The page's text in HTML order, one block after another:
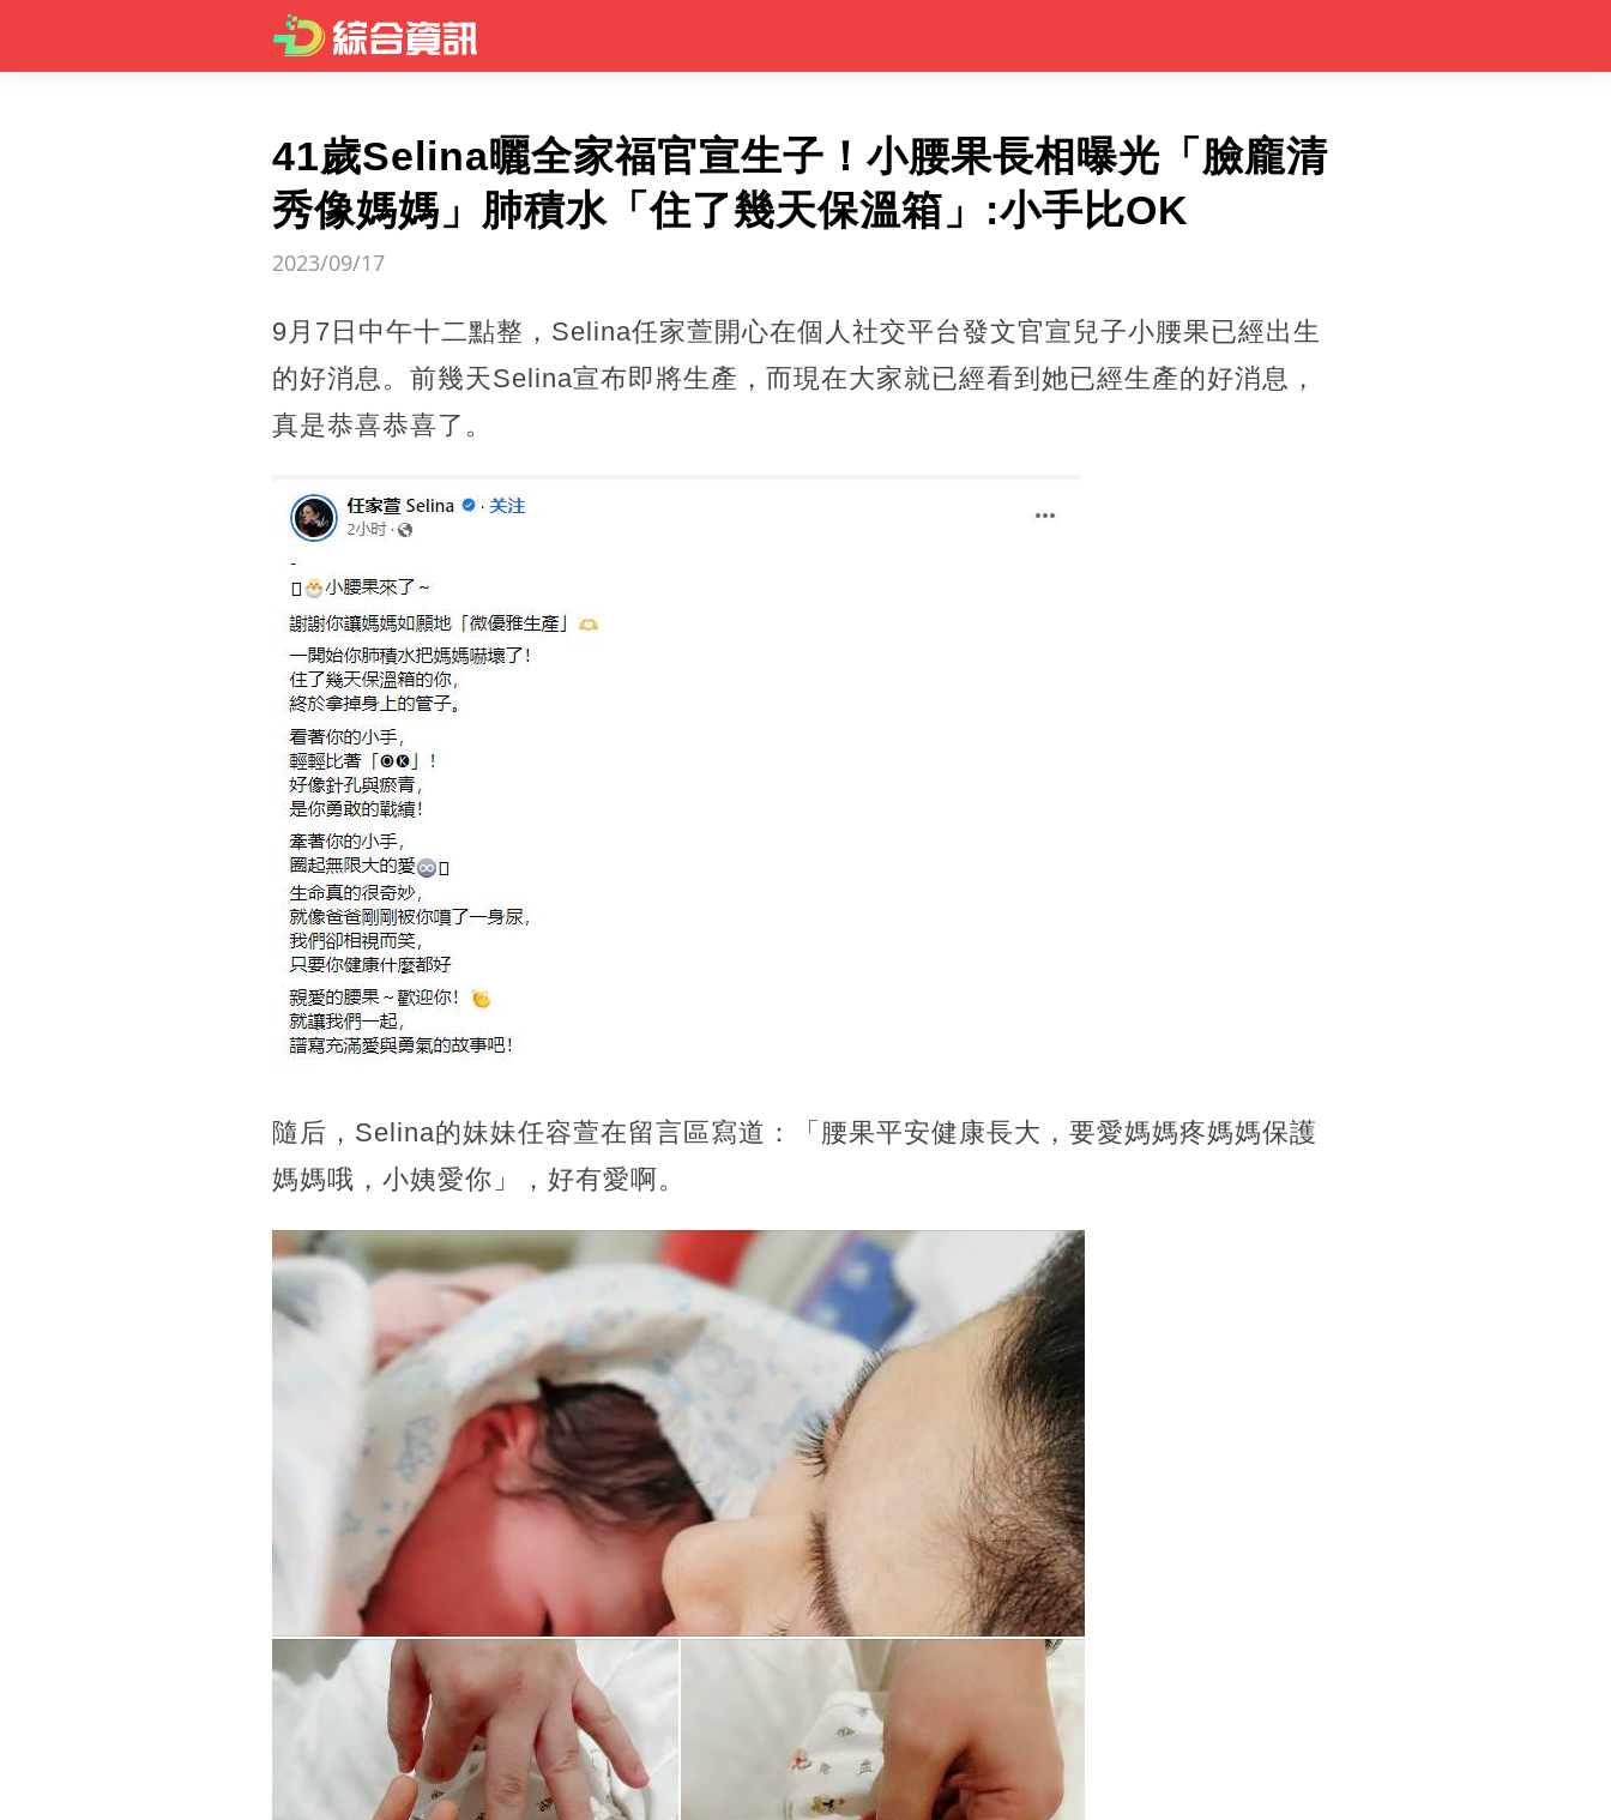
41歲Selina曬全家福官宣生子！小腰果長相曝光「臉龐清
秀像媽媽」肺積水「住了幾天保溫箱」:小手比OK
2023/09/17
9月7日中午十二點整，Selina任家萱開心在個人社交平台發文官宣兒子小腰果已經出生
的好消息。前幾天Selina宣布即將生產，而現在大家就已經看到她已經生產的好消息，
真是恭喜恭喜了。
隨后，Selina的妹妹任容萱在留言區寫道：「腰果平安健康長大，要愛媽媽疼媽媽保護
媽媽哦，小姨愛你」，好有愛啊。